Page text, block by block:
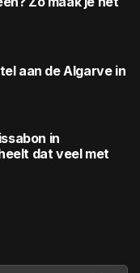
aan de Algarve in
in
dat veel met